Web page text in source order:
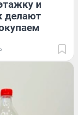
и
делают